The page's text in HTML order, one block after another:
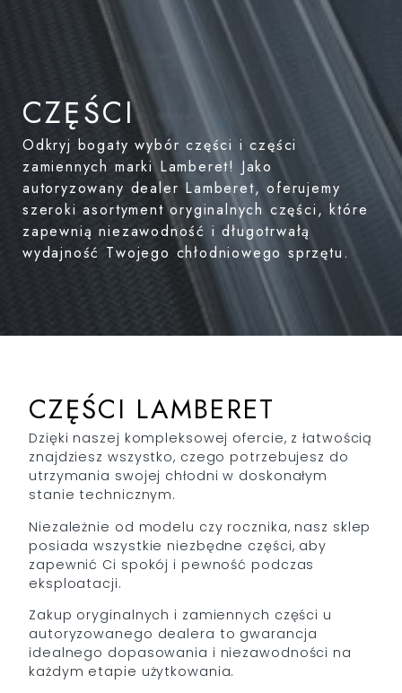
CZĘŚCI
Odkryj bogaty wybór części i części
zamiennych marki Lamberet! Jako
autoryzowany dealer Lamberet, oferujemy
szeroki asortyment oryginalnych części, które
zapewnią niezawodność i długotrwałą
wydajność Twojego chłodniowego sprzętu.
CZĘŚCI LAMBERET
Dzięki naszej kompleksowej ofercie, z łatwością
znajdziesz wszystko, czego potrzebujesz do
utrzymania swojej chłodni w doskonałym
stanie technicznym.
Niezależnie od modelu czy rocznika, nasz sklep
posiada wszystkie niezbędne części, aby
zapewnić Ci spokój i pewność podczas
eksploatacji.
Zakup oryginalnych i zamiennych części u
autoryzowanego dealera to gwarancja
idealnego dopasowania i niezawodności na
każdym etapie użytkowania.